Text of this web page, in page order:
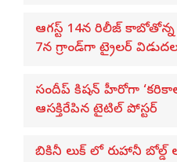
ఆగస్ట్ 14న రిలీజ్ కాబోతోన్న
7న గ్రాండ్‌గా ట్రైలర్
సందీప్ కిషన్ హీరోగా
ఆసక్తిరేపిన టైటిల్ పోస్టర్
బికినీ లుక్ లో రుహానీ బోల్డ్